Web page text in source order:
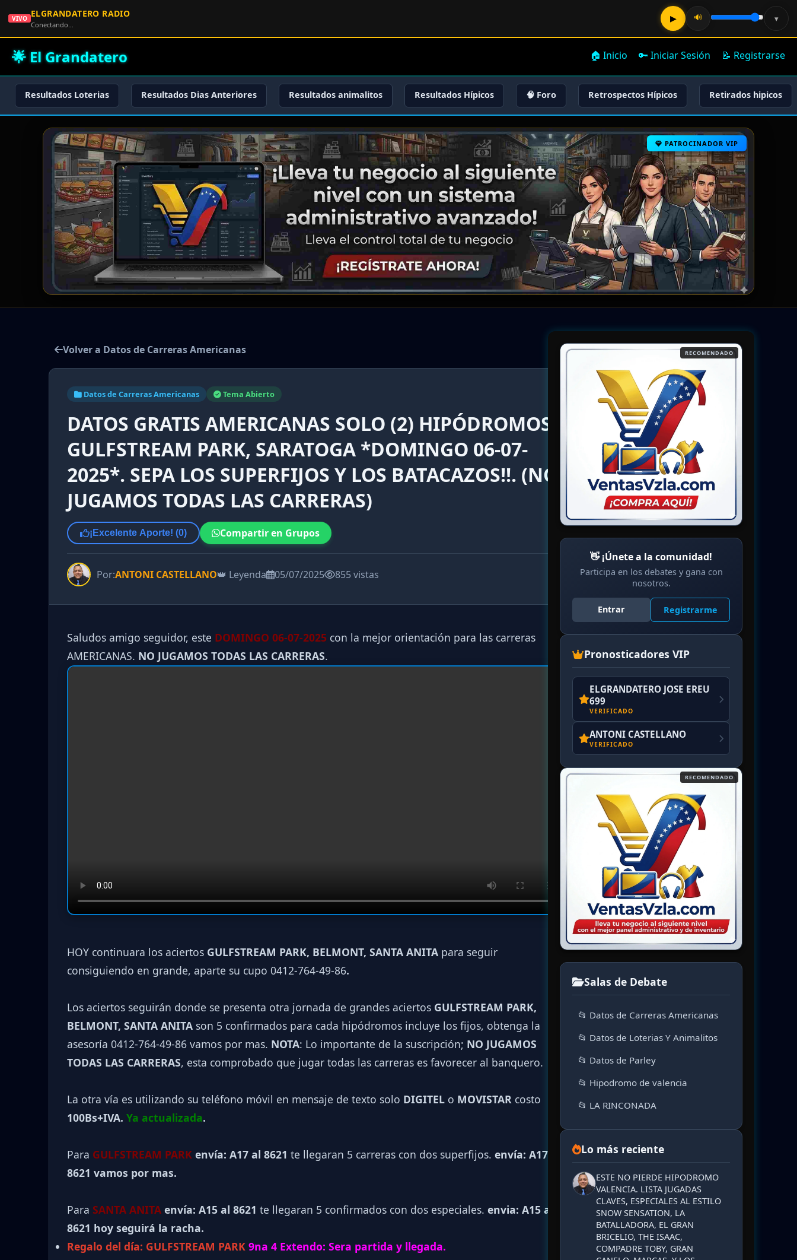
🌟 El Grandatero 🏠 Inicio 🔑 Iniciar Sesión 📝 Registrarse
Resultados Loterias Resultados Dias Anteriores Resultados animalitos Resultados Hípicos 🧠 Foro Retrospectos Hípicos Retirados hipicos
PATROCINADOR VIP
Volver a Datos de Carreras Americanas
Datos de Carreras Americanas Tema Abierto
DATOS GRATIS AMERICANAS SOLO (2) HIPÓDROMOS
GULFSTREAM PARK, SARATOGA *DOMINGO 06-07-
2025*. SEPA LOS SUPERFIJOS Y LOS BATACAZOS!!. (NO
JUGAMOS TODAS LAS CARRERAS)
¡Excelente Aporte! (0) Compartir en Grupos
Por:ANTONI CASTELLANO👑 Leyenda 05/07/2025 855 vistas
Saludos amigo seguidor, este DOMINGO 06-07-2025 con la mejor orientación para las carreras
AMERICANAS. NO JUGAMOS TODAS LAS CARRERAS.
HOY continuara los aciertos GULFSTREAM PARK, BELMONT, SANTA ANITA para seguir
consiguiendo en grande, aparte su cupo 0412-764-49-86.
Los aciertos seguirán donde se presenta otra jornada de grandes aciertos GULFSTREAM PARK,
BELMONT, SANTA ANITA son 5 confirmados para cada hipódromos incluye los fijos, obtenga la
asesoría 0412-764-49-86 vamos por mas. NOTA: Lo importante de la suscripción; NO JUGAMOS
TODAS LAS CARRERAS, esta comprobado que jugar todas las carreras es favorecer al banquero.
La otra vía es utilizando su teléfono móvil en mensaje de texto solo DIGITEL o MOVISTAR costo
100Bs+IVA. Ya actualizada.
Para GULFSTREAM PARK envía: A17 al 8621 te llegaran 5 carreras con dos superfijos. envía: A17 al
8621 vamos por mas.
Para SANTA ANITA envía: A15 al 8621 te llegaran 5 confirmados con dos especiales. envia: A15 al
8621 hoy seguirá la racha.
Regalo del día: GULFSTREAM PARK 9na 4 Extendo: Sera partida y llegada.
RECOMENDADO
👋 ¡Únete a la comunidad!
Participa en los debates y gana con
nosotros.
Entrar Registrarme
Pronosticadores VIP
ELGRANDATERO JOSE EREU
699
VERIFICADO
ANTONI CASTELLANO
VERIFICADO
RECOMENDADO
Salas de Debate
📂 Datos de Carreras Americanas
📂 Datos de Loterias Y Animalitos
📂 Datos de Parley
📂 Hipodromo de valencia
📂 LA RINCONADA
Lo más reciente
ESTE NO PIERDE HIPODROMO
VALENCIA. LISTA JUGADAS
CLAVES, ESPECIALES AL ESTILO
SNOW SENSATION, LA
BATALLADORA, EL GRAN
BRICELIO, THE ISAAC,
COMPADRE TOBY, GRAN
VIVO ELGRANDATERO RADIO
Conectando…
▶ 🔊 ▾